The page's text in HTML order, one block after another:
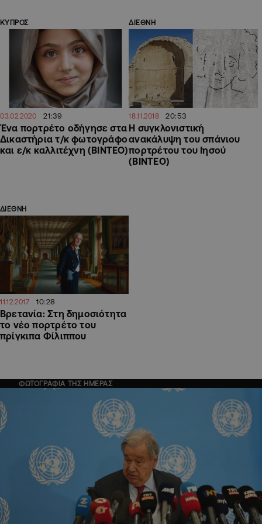
ΚΥΠΡΟΣ
03.02.2020 21:39
Ένα πορτρέτο οδήγησε στα
Δικαστήρια τ/κ φωτογράφο
και ε/κ καλλιτέχνη (ΒΙΝΤΕΟ)
ΔΙΕΘΝΗ
18.11.2018 20:53
Η συγκλονιστική
ανακάλυψη του σπάνιου
πορτρέτου του Ιησού
(ΒΙΝΤΕΟ)
ΔΙΕΘΝΗ
11.12.2017 10:28
Βρετανία: Στη δημοσιότητα
το νέο πορτρέτο του
πρίγκιπα Φίλιππου
ΦΩΤΟΓΡΑΦΙΑ ΤΗΣ ΗΜΕΡΑΣ